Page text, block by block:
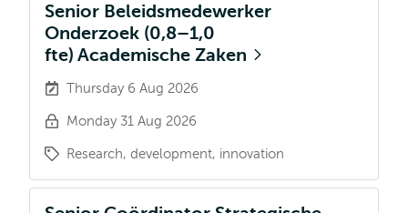
Senior Beleidsmedewerker
Onderzoek (0,8–1,0
fte) Academische Zaken
Thursday 6 Aug 2026
Monday 31 Aug 2026
Research, development, innovation